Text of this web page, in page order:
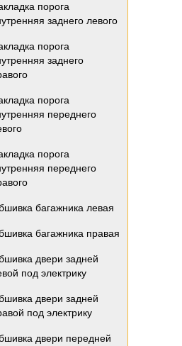
порога
заднего левого
порога
заднего
порога
переднего
порога
переднего
багажника левая
багажника правая
двери задней
под электрику
двери задней
под электрику
двери передней